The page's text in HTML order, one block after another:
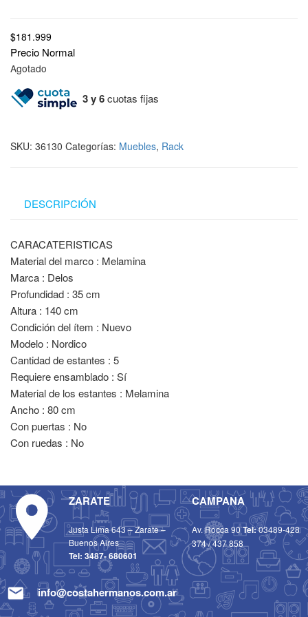
$181.999
Precio Normal
Agotado
3 y 6cuotas fijas
SKU: 36130 Categorías: Muebles, Rack
DESCRIPCIÓN
CARACATERISTICAS
Material del marco : Melamina
Marca : Delos
Profundidad : 35 cm
Altura : 140 cm
Condición del ítem : Nuevo
Modelo : Nordico
Cantidad de estantes : 5
Requiere ensamblado : Sí
Material de los estantes : Melamina
Ancho : 80 cm
Con puertas : No
Con ruedas : No
ZARATE
Justa Lima 643 – Zarate –
Buenos Aires
Tel: 3487- 680601
CAMPANA
Av. Rocca 90Tel:03489-428
374/437 858
info@costahermanos.com.ar